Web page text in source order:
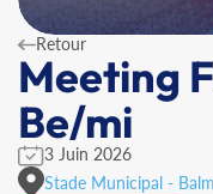
Retour
Meeting
Be/mi
3 Juin 2026
Stade Municipal -